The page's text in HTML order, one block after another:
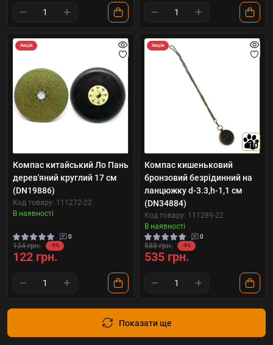
Акція
Компас китайський Ло Пань
дерев'яний круглий 17 см
(DN19886)
Код товару: 111272-22
В наявності
0
134 грн. -9%
122 грн.
Акція
10
Компас кишеньковий
бронзовий безрідинний на
ланцюжку d-3.3,h-1,1 см
(DN34884)
Код товару: 111289-22
В наявності
0
588 грн. -9%
535 грн.
Показати ще